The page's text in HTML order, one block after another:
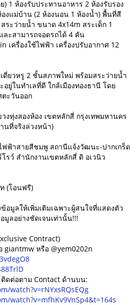
) 1 ห้องรับประทานอาหาร 2 ห้องรับรอง
งแม่บ้าน (2 ห้องนอน 1 ห้องน้ำ) พื้นที่สี
ระว่ายน้ำ ขนาด 4x14m สระเด็ก 1
ะสามารถจอดรถได้ 4 คัน
เครื่องใช้ไฟฟ้า เครื่องปรับอากาศ 12
ดี่ยวหรู 2 ชั้นสภาพใหม่ พร้อมสระว่ายน้ำ
ยู่ในทำเลที่ดี ใกล้เมืองทองธานี โดย
ะวันออก
ทุ่งสองห้อง เขตหลักสี่ กรุงเทพมหานคร
นที่จริงล่วงหน้า)
ฟฟ้าสายสีชมพู สถานีแจ้งวัฒนะ-ปากเกร็ด
รว์ สำนักงานเขตหลักสี่ ดิ อเวนิว
(โอนฟรี)
อมูลให้เพิ่มเติมเฉพาะผู้สนใจที่แสดงตัว
ลอย่างชัดเจนเท่านั้น!!!
Contract)
giantmw หรือ @yem0202n
ติดต่อตาม Contact ด้านบน:
watch?v=rNYxsRQsEQg
watch?v=mfhKv9VnSp4&t=164s